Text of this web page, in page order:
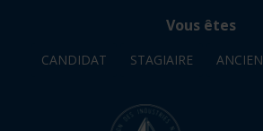
Vous êtes
CANDIDAT STAGIAIRE ANCIEN